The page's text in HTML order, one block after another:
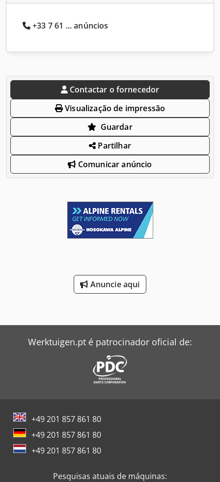
+33 7 61 ... anúncios
Contactar o fornecedor
Visualização de impressão
Guardar
Partilhar
Comunicar anúncio
Anuncie aqui
Werktuigen.pt é patrocinador oficial de:
+49 201 857 861 80
+49 201 857 861 80
+49 201 857 861 80
Pesquisas atuais de máquinas: